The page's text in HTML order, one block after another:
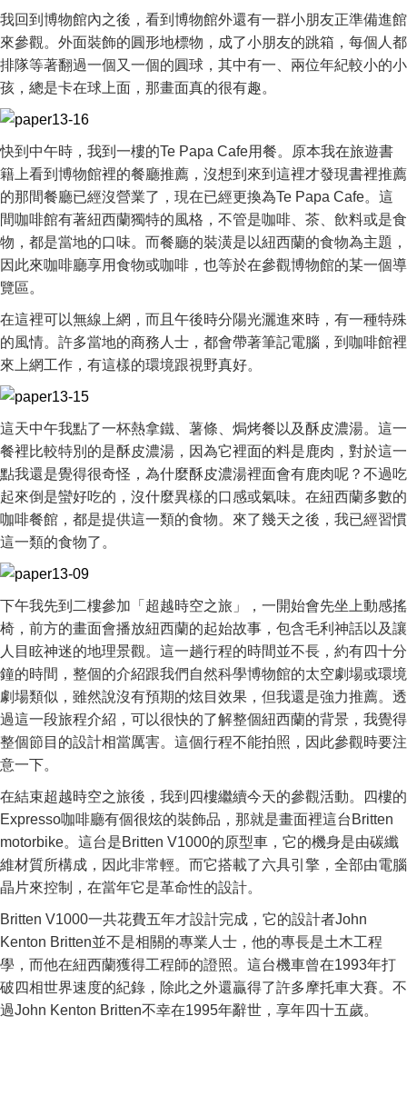
我回到博物館內之後，看到博物館外還有一群小朋友正準備進館
來參觀。外面裝飾的圓形地標物，成了小朋友的跳箱，每個人都
排隊等著翻過一個又一個的圓球，其中有一、兩位年紀較小的小
孩，總是卡在球上面，那畫面真的很有趣。
快到中午時，我到一樓的Te Papa Cafe用餐。原本我在旅遊書
籍上看到博物館裡的餐廳推薦，沒想到來到這裡才發現書裡推薦
的那間餐廳已經沒營業了，現在已經更換為Te Papa Cafe。這
間咖啡館有著紐西蘭獨特的風格，不管是咖啡、茶、飲料或是食
物，都是當地的口味。而餐廳的裝潢是以紐西蘭的食物為主題，
因此來咖啡廳享用食物或咖啡，也等於在參觀博物館的某一個導
覽區。
在這裡可以無線上網，而且午後時分陽光灑進來時，有一種特殊
的風情。許多當地的商務人士，都會帶著筆記電腦，到咖啡館裡
來上網工作，有這樣的環境跟視野真好。
這天中午我點了一杯熱拿鐵、薯條、焗烤餐以及酥皮濃湯。這一
餐裡比較特別的是酥皮濃湯，因為它裡面的料是鹿肉，對於這一
點我還是覺得很奇怪，為什麼酥皮濃湯裡面會有鹿肉呢？不過吃
起來倒是蠻好吃的，沒什麼異樣的口感或氣味。在紐西蘭多數的
咖啡餐館，都是提供這一類的食物。來了幾天之後，我已經習慣
這一類的食物了。
下午我先到二樓參加「超越時空之旅」，一開始會先坐上動感搖
椅，前方的畫面會播放紐西蘭的起始故事，包含毛利神話以及讓
人目眩神迷的地理景觀。這一趟行程的時間並不長，約有四十分
鐘的時間，整個的介紹跟我們自然科學博物館的太空劇場或環境
劇場類似，雖然說沒有預期的炫目效果，但我還是強力推薦。透
過這一段旅程介紹，可以很快的了解整個紐西蘭的背景，我覺得
整個節目的設計相當厲害。這個行程不能拍照，因此參觀時要注
意一下。
在結束超越時空之旅後，我到四樓繼續今天的參觀活動。四樓的
Expresso咖啡廳有個很炫的裝飾品，那就是畫面裡這台Britten
motorbike。這台是Britten V1000的原型車，它的機身是由碳纖
維材質所構成，因此非常輕。而它搭載了六具引擎，全部由電腦
晶片來控制，在當年它是革命性的設計。
Britten V1000一共花費五年才設計完成，它的設計者John
Kenton Britten並不是相關的專業人士，他的專長是土木工程
學，而他在紐西蘭獲得工程師的證照。這台機車曾在1993年打
破四相世界速度的紀錄，除此之外還贏得了許多摩托車大賽。不
過John Kenton Britten不幸在1995年辭世，享年四十五歲。